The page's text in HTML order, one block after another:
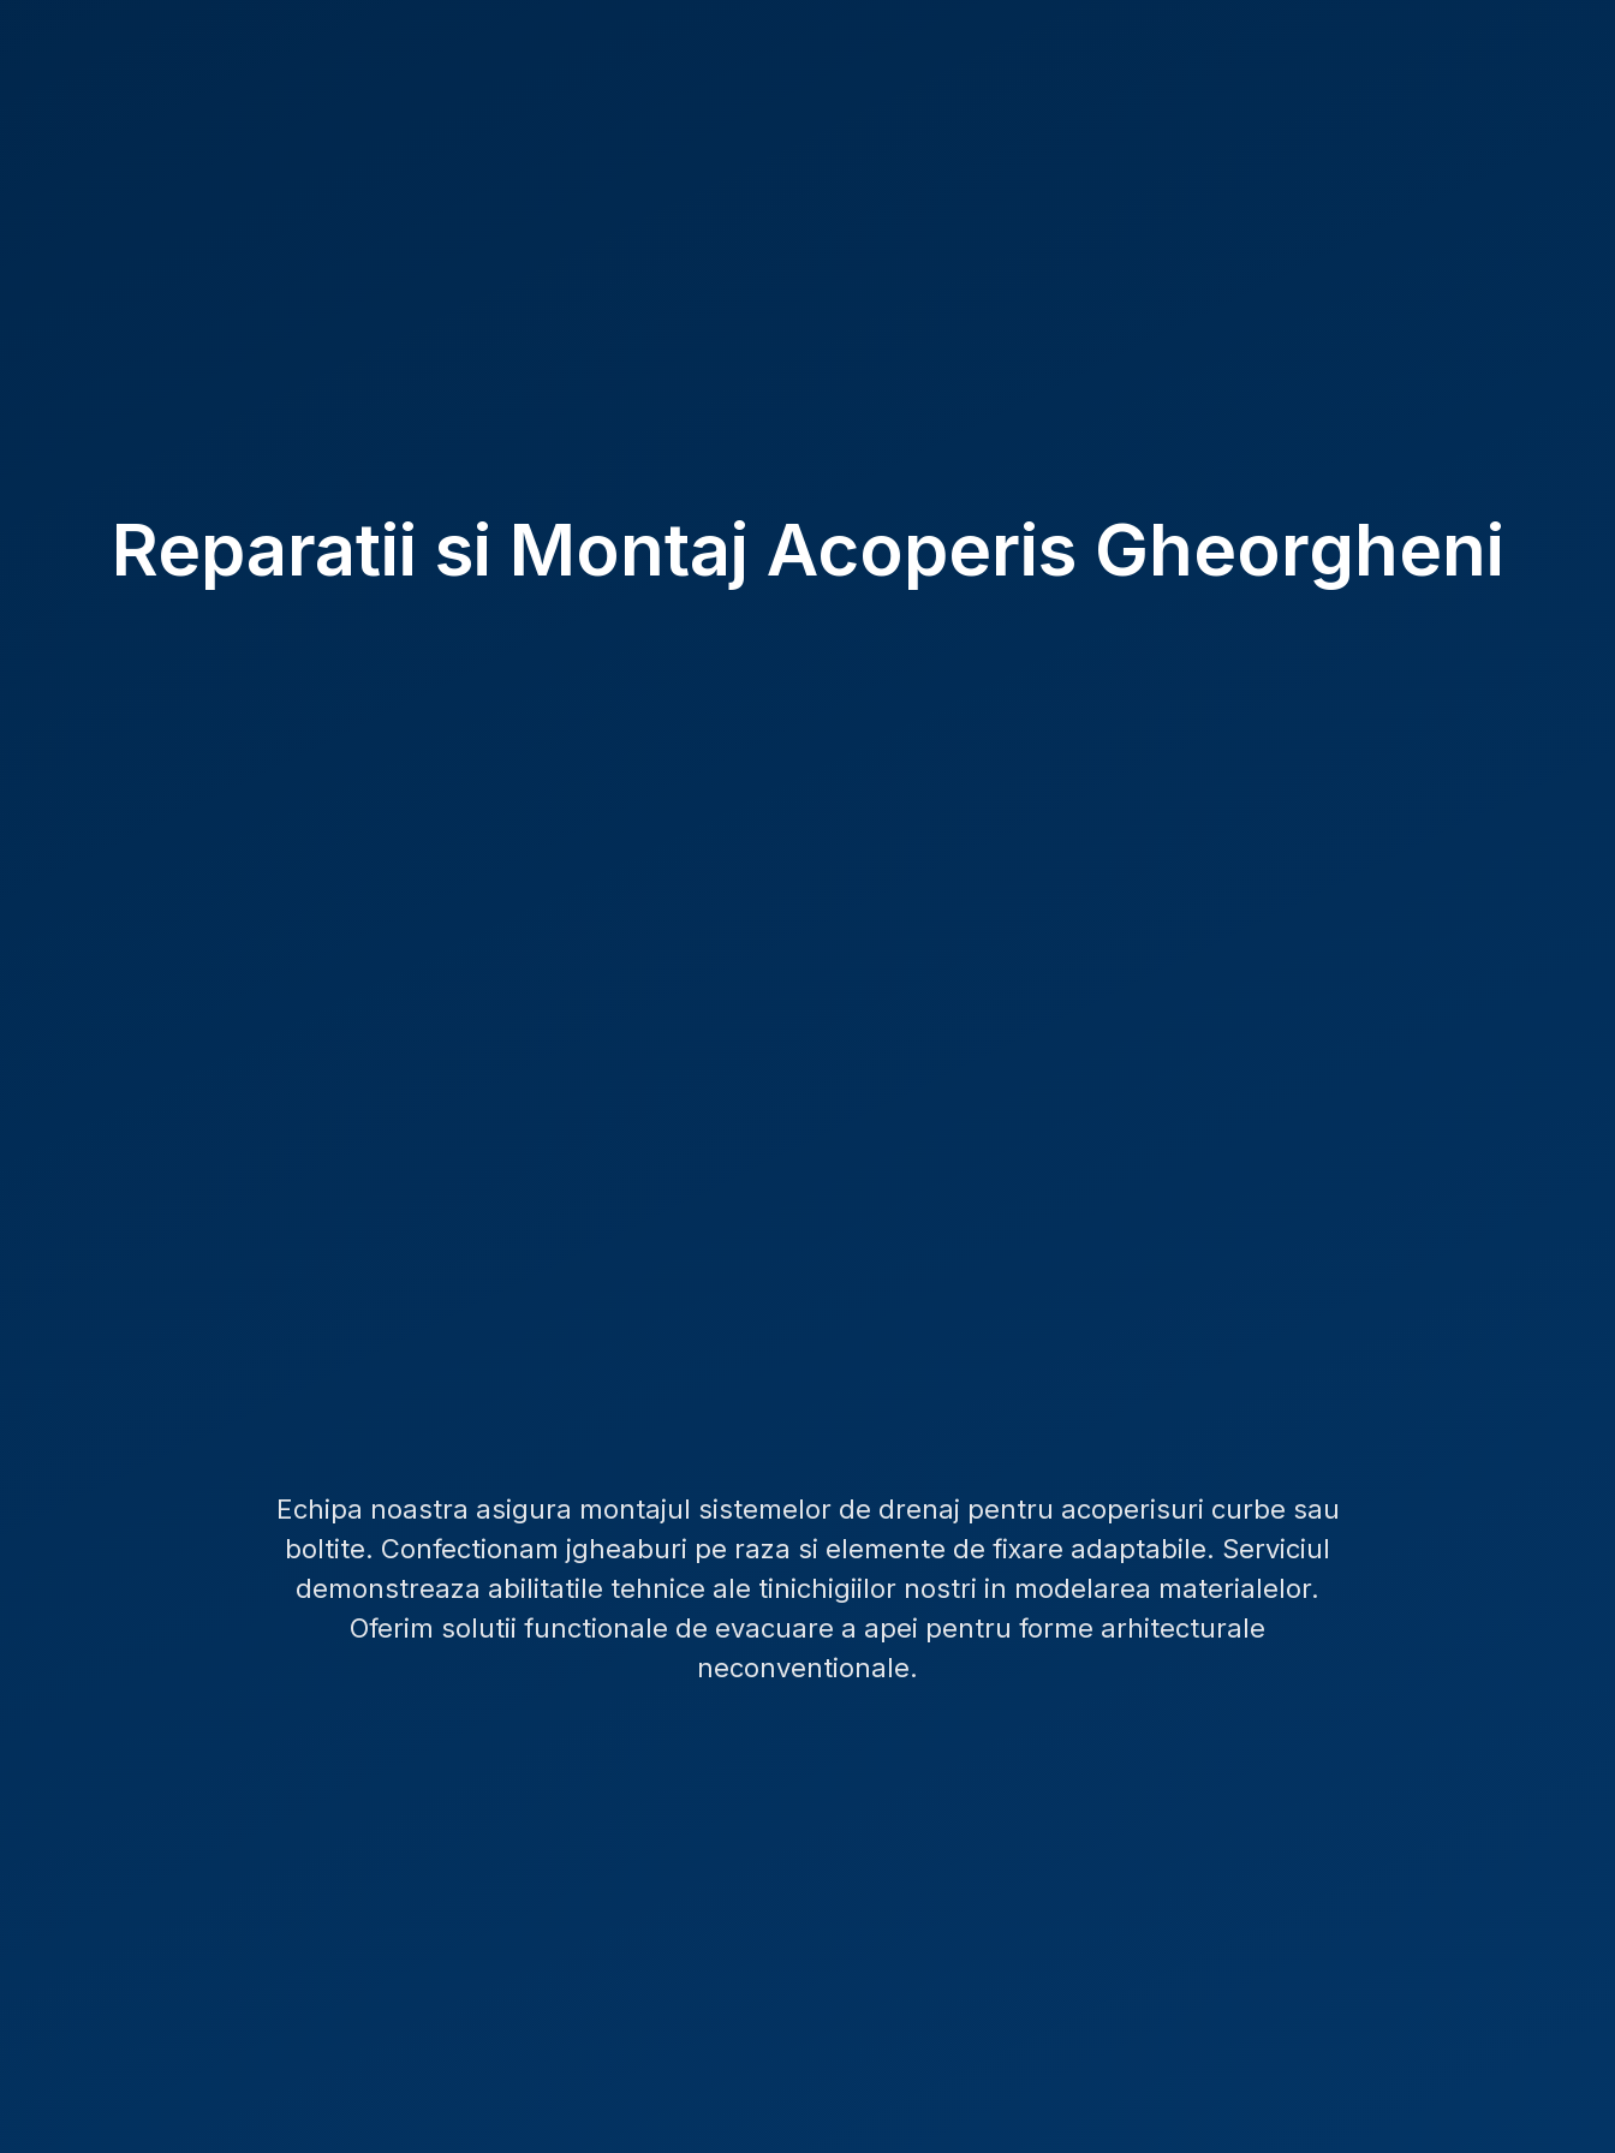
Reparatii si Montaj Acoperis Gheorgheni
Echipa noastra asigura montajul sistemelor de drenaj pentru acoperisuri curbe sau
boltite. Confectionam jgheaburi pe raza si elemente de fixare adaptabile. Serviciul
demonstreaza abilitatile tehnice ale tinichigiilor nostri in modelarea materialelor.
Oferim solutii functionale de evacuare a apei pentru forme arhitecturale
neconventionale.